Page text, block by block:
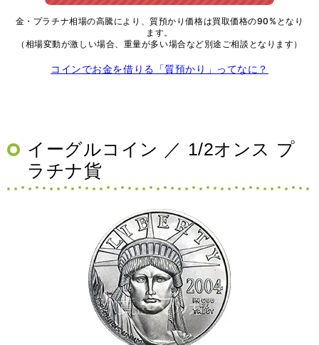
金・プラチナ相場の高騰により、質預かり価格は買取価格の90%となり
ます。
（相場変動が激しい場合、重量が多い場合など別途ご相談となります）
コインでお金を借りる「質預かり」ってなに？
イーグルコイン ／ 1/2オンス プ
ラチナ貨